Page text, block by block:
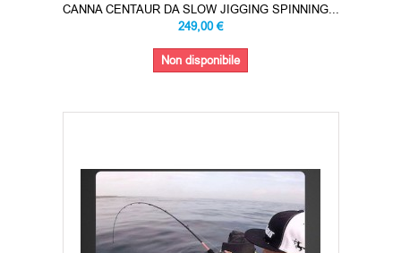
CANNA CENTAUR DA SLOW JIGGING SPINNING...
249,00 €
Non disponibile